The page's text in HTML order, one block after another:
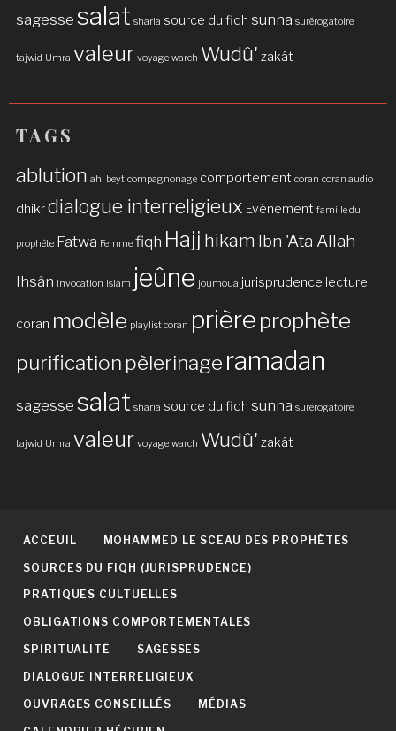
sagesse salat sharia source du fiqh sunna surérogatoire
tajwid Umra valeur voyage warch Wudû' zakât
TAGS
ablution ahl beyt compagnonage comportement coran coran audio
dhikrdialogue interreligieux Evénement famille du
prophète Fatwa Femme fiqh Hajj hikam Ibn 'Ata Allah
Ihsân invocation islam jeûne joumoua jurisprudence lecture
coran modèle playlist coran prière prophète
purification pèlerinage ramadan
sagesse salat sharia source du fiqh sunna surérogatoire
tajwid Umra valeur voyage warch Wudû' zakât
ACCEUIL MOHAMMED LE SCEAU DES PROPHÈTES
SOURCES DU FIQH (JURISPRUDENCE)
PRATIQUES CULTUELLES
OBLIGATIONS COMPORTEMENTALES
SPIRITUALITÉ SAGESSES
DIALOGUE INTERRELIGIEUX
OUVRAGES CONSEILLÉS MÉDIAS